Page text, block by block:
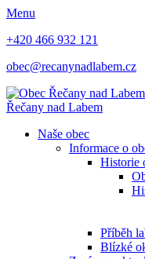
Menu
+420 466 932 121
obec@recanynadlabem.cz
Řečany nad Labem
Naše obec
Informace o
Historie
Příběh
Blízké